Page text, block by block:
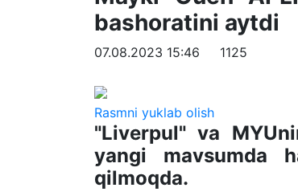
bashoratini aytdi
07.08.2023 15:46 1125
Rasmni yuklab olish
"Liverpul" va
yangi mavsumda
qilmoqda.